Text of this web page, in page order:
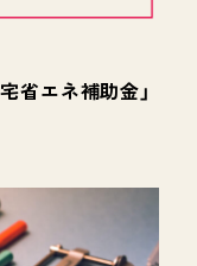
省エネ補助金」